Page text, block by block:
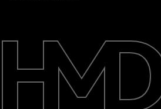
Ripara, riutilizza, ricicla
Sostenibilità
Assistenza